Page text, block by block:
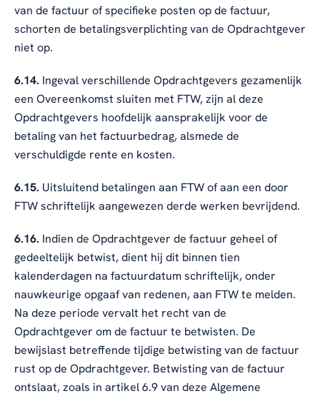
van de factuur of specifieke posten op de factuur,
schorten de betalingsverplichting van de Opdrachtgever
niet op.
6.14. Ingeval verschillende Opdrachtgevers gezamenlijk
een Overeenkomst sluiten met FTW, zijn al deze
Opdrachtgevers hoofdelijk aansprakelijk voor de
betaling van het factuurbedrag, alsmede de
verschuldigde rente en kosten.
6.15. Uitsluitend betalingen aan FTW of aan een door
FTW schriftelijk aangewezen derde werken bevrijdend.
6.16. Indien de Opdrachtgever de factuur geheel of
gedeeltelijk betwist, dient hij dit binnen tien
kalenderdagen na factuurdatum schriftelijk, onder
nauwkeurige opgaaf van redenen, aan FTW te melden.
Na deze periode vervalt het recht van de
Opdrachtgever om de factuur te betwisten. De
bewijslast betreffende tijdige betwisting van de factuur
rust op de Opdrachtgever. Betwisting van de factuur
ontslaat, zoals in artikel 6.9 van deze Algemene